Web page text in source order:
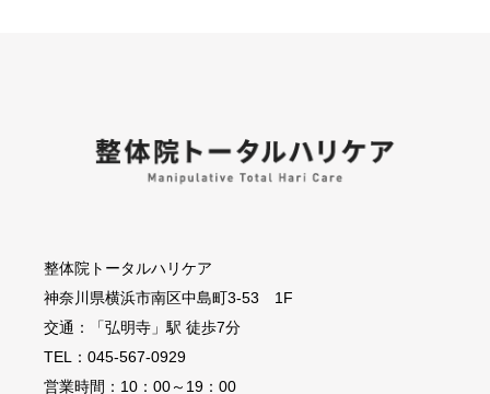
整体院トータルハリケア
神奈川県横浜市南区中島町3-53 1F
交通：「弘明寺」駅 徒歩7分
TEL：045-567-0929
営業時間：10：00～19：00